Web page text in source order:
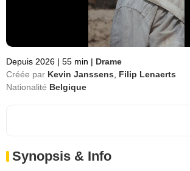
Depuis 2026 | 55 min | Drame
Créée par Kevin Janssens
Filip Lenaerts
Nationalité Belgique
Synopsis & Info